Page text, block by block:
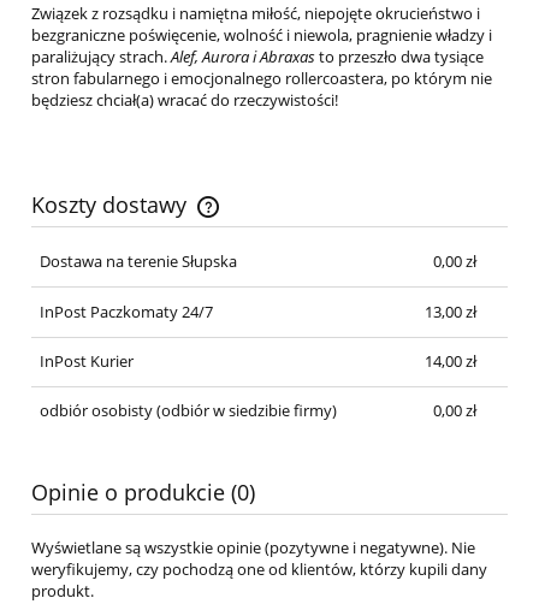
Związek z rozsądku i namiętna miłość, niepojęte okrucieństwo i
bezgraniczne poświęcenie, wolność i niewola, pragnienie władzy i
paraliżujący strach.Alef, Aurora i Abraxasto przeszło dwa tysiące
stron fabularnego i emocjonalnego rollercoastera, po którym nie
będziesz chciał(a) wracać do rzeczywistości!
Koszty dostawy
Cena nie zawiera ewentualnych kosztów płatności
Dostawa na terenie Słupska
0,00 zł
InPost Paczkomaty 24/7 13,00 zł
InPost Kurier 14,00 zł
odbiór osobisty(odbiór w siedzibie firmy) 0,00 zł
Opinie o produkcie (0)
Wyświetlane są wszystkie opinie (pozytywne i negatywne). Nie
weryfikujemy, czy pochodzą one od klientów, którzy kupili dany
produkt.